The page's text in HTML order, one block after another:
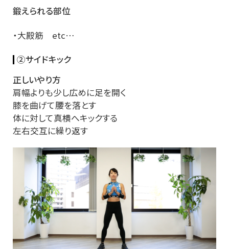
鍛えられる部位
・大殿筋 etc…
②サイドキック
正しいやり方
肩幅よりも少し広めに足を開く
膝を曲げて腰を落とす
体に対して真横へキックする
左右交互に繰り返す